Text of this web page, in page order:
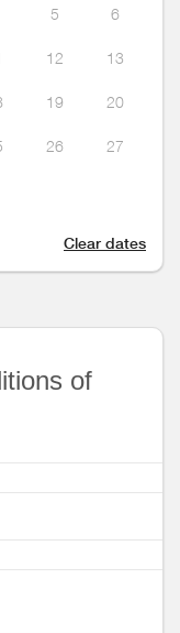
5 6
12 13
19 20
26 27
Clear dates
of